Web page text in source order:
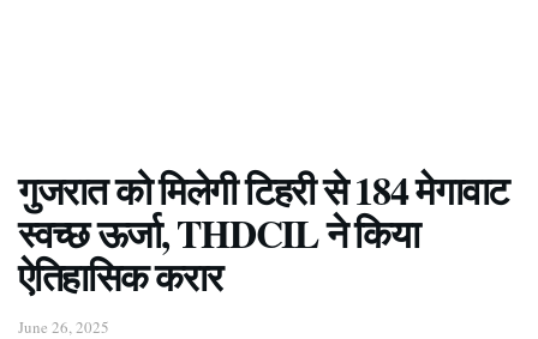
गुजरात को मिलेगी टिहरी से 184 मेगावाट
स्वच्छ ऊर्जा, THDCIL ने किया
ऐतिहासिक करार
June 26, 2025